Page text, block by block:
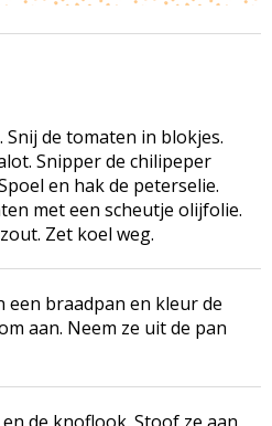
Snij de tomaten in blokjes.
Snipper de chilipeper
en hak de peterselie.
met een scheutje olijfolie.
Zet koel weg.
braadpan en kleur de
aan. Neem ze uit de pan
de knoflook. Stoof ze aan